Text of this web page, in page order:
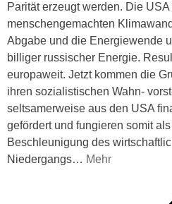
Parität erzeugt werden. Die
menschengemachten
Abgabe und die Energiewende
billiger russischer Energie.
europaweit. Jetzt kommen die
ihren sozialistischen Wahn-
seltsamerweise aus den USA
gefördert und fungieren somit
Beschleunigung des
Niedergangs… Mehr